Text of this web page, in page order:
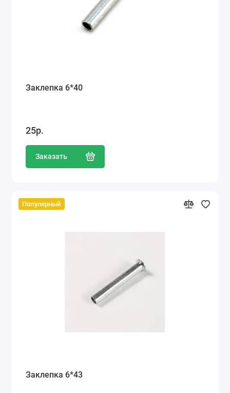
Заклепка 6*40
25р.
Заказать
Популярный
Заклепка 6*43